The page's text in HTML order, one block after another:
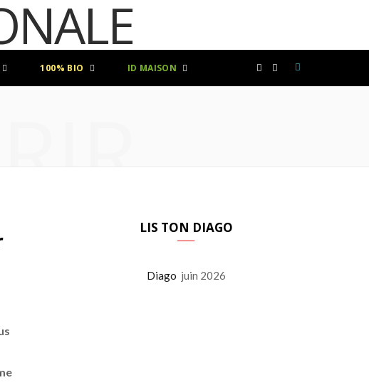
100% BIO ID MAISON
LIS TON DIAGO
Diago juin 2026